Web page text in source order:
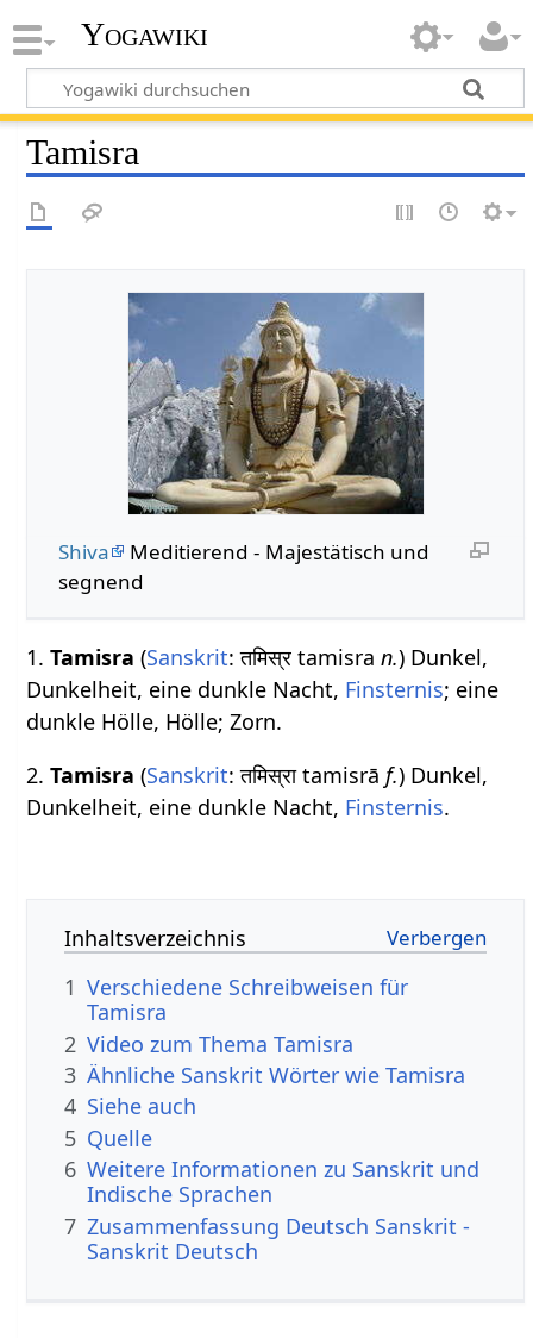
Yogawiki
Tamisra
Shiva
Meditierend - Majestätisch und
segnend
1.Tamisra (Sanskrit: तमिस्र tamisran.) Dunkel,
Dunkelheit, eine dunkle Nacht, Finsternis; eine
dunkle Hölle, Hölle; Zorn.
2.Tamisra (Sanskrit: तमिस्रा tamisrāf.) Dunkel,
Dunkelheit, eine dunkle Nacht, Finsternis.
Inhaltsverzeichnis
1 Verschiedene Schreibweisen für
Tamisra
2 Video zum Thema Tamisra
3 Ähnliche Sanskrit Wörter wie Tamisra
4 Siehe auch
5 Quelle
6 Weitere Informationen zu Sanskrit und
Indische Sprachen
7 Zusammenfassung Deutsch Sanskrit -
Sanskrit Deutsch